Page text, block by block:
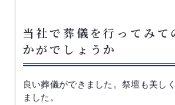
当社で葬儀を行ってみて
かがでしょうか
良い葬儀ができました。祭壇も美し
ました。